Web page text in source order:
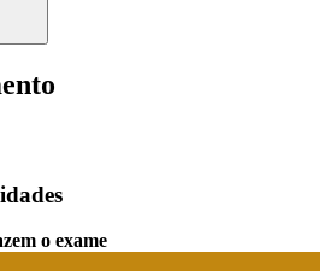
o exame